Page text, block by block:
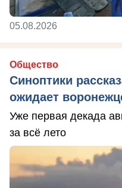
05.08.2026
Общество
Синоптики
ожидает
Уже первая декада
за всё лето